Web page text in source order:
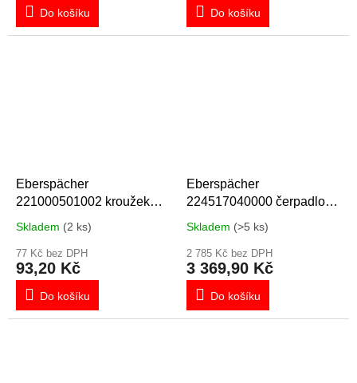
Do košíku Do košíku
Eberspächer
221000501002 kroužek
Skladem (2 ks)
77 Kč bez DPH
93,20 Kč
Do košíku
Eberspächer
224517040000 čerpadlo
Skladem (>5 ks)
2 785 Kč bez DPH
3 369,90 Kč
Do košíku